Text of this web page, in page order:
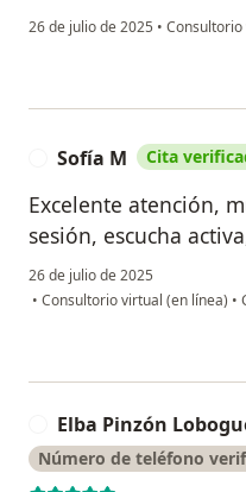
26 de julio de 2025 •
Sofía M Cita
Excelente atención,
sesión, escucha
26 de julio de 2025
• Consultorio virtual (en línea) •
Elba Pinzón
Número de teléfono